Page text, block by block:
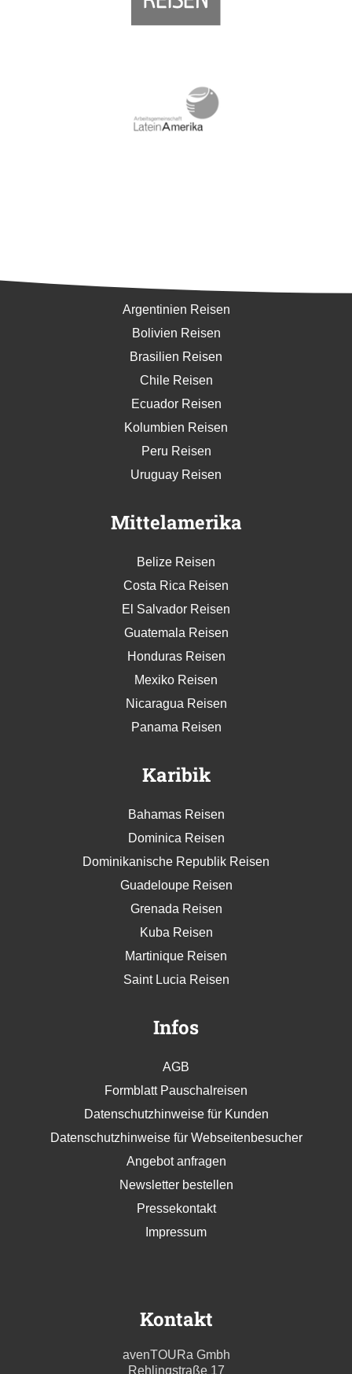
Argentinien Reisen
Bolivien Reisen
Brasilien Reisen
Chile Reisen
Ecuador Reisen
Kolumbien Reisen
Peru Reisen
Uruguay Reisen
Mittelamerika
Belize Reisen
Costa Rica Reisen
El Salvador Reisen
Guatemala Reisen
Honduras Reisen
Mexiko Reisen
Nicaragua Reisen
Panama Reisen
Karibik
Bahamas Reisen
Dominica Reisen
Dominikanische Republik Reisen
Guadeloupe Reisen
Grenada Reisen
Kuba Reisen
Martinique Reisen
Saint Lucia Reisen
Infos
AGB
Formblatt Pauschalreisen
Datenschutzhinweise für Kunden
Datenschutzhinweise für Webseitenbesucher
Angebot anfragen
Newsletter bestellen
Pressekontakt
Impressum
Kontakt
avenTOURa Gmbh
Rehlingstraße 17